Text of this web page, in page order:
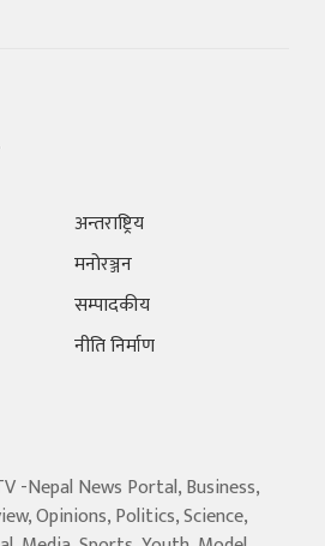
अन्तराष्ट्रिय
मनोरञ्जन
सम्पादकीय
नीति निर्माण
-Nepal News Portal, Business,
Opinions, Politics, Science,